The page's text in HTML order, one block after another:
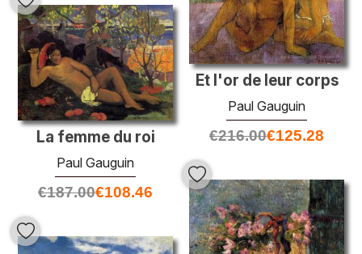
Et l'or de leur corps
Paul Gauguin
€216.00€125.28
La femme du roi
Paul Gauguin
€187.00€108.46